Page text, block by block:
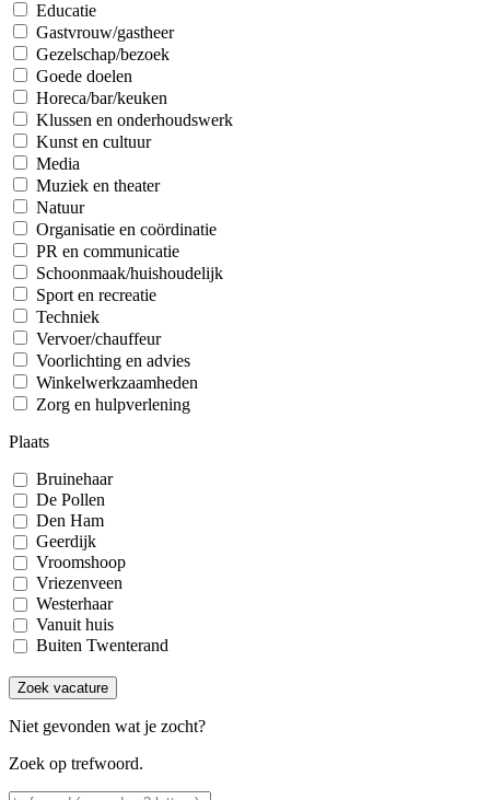
Educatie
Gastvrouw/gastheer
Gezelschap/bezoek
Goede doelen
Horeca/bar/keuken
Klussen en onderhoudswerk
Kunst en cultuur
Media
Muziek en theater
Natuur
Organisatie en coördinatie
PR en communicatie
Schoonmaak/huishoudelijk
Sport en recreatie
Techniek
Vervoer/chauffeur
Voorlichting en advies
Winkelwerkzaamheden
Zorg en hulpverlening
Plaats
Bruinehaar
De Pollen
Den Ham
Geerdijk
Vroomshoop
Vriezenveen
Westerhaar
Vanuit huis
Buiten Twenterand
Zoek vacature
Niet gevonden wat je zocht?
Zoek op trefwoord.